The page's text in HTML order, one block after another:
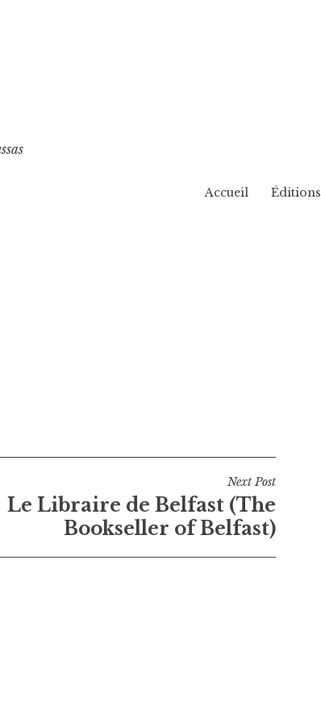
Accueil Éditions
Next Post
Le Libraire de Belfast (The
Bookseller of Belfast)